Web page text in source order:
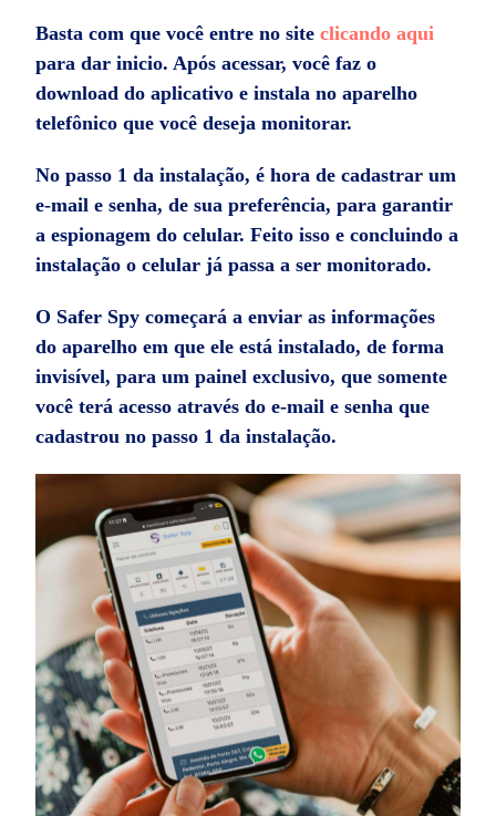
Basta com que você entre no siteclicando aqui
para dar inicio. Após acessar, você faz o
download do aplicativo e instala no aparelho
telefônico que você deseja monitorar.
No passo 1 da instalação, é hora de cadastrar um
e-mail e senha, de sua preferência, para garantir
a espionagem do celular. Feito isso e concluindo a
instalação o celular já passa a ser monitorado.
O Safer Spy começará a enviar as informações
do aparelho em que ele está instalado, de forma
invisível, para um painel exclusivo, que somente
você terá acesso através do e-mail e senha que
cadastrou no passo 1 da instalação.